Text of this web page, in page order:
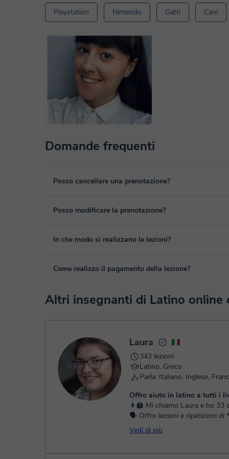
Playstation Nintendo Gatti Cani
Domande frequenti
Posso cancellare una prenotazione?
Sì, puoi cancellare una prenotazione fino ad un massimo
Posso modificare la prenotazione?
Sì, se nel caso hai un imprevisto, potrai cambiare l'ora o
In che modo si realizzano le lezioni?
Le lezioni si realizzano nell'aula virtuale di Classgap,
Come realizzo il pagamento della lezione?
Nel momento nel quale selezioni una lezione o un pack,
o debito.
Una volta che hai realizzato il pagamento, riceverai un
Altri insegnanti di Latino online
Laura
343 lezioni
Latino, Greco
Parla: Italiano, Inglese,
Offro aiuto in latino a tutti i
👩‍🏫 Mi chiamo Laura e ho 33
🗣️ Offro lezioni e ripetizioni di
*latino* a tutti i livelli. 🎯 So che non tutti
impariamo allo stess...
Vedi di più